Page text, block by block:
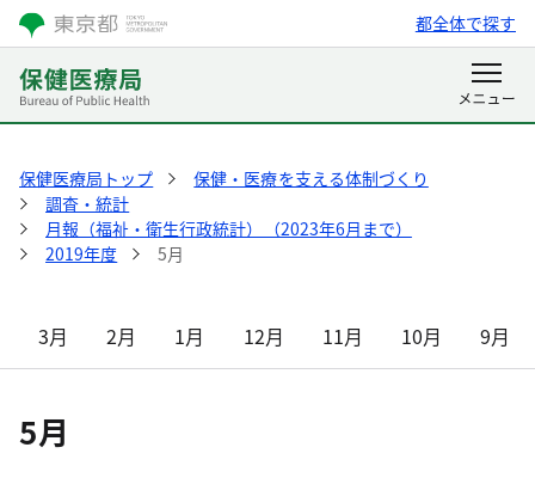
都全体で探す
保健医療局トップ
保健・医療を支える体制づくり
調査・統計
月報（福祉・衛生行政統計）（2023年6月まで）
2019年度
5月
3月 2月 1月 12月 11月 10月 9月
5月